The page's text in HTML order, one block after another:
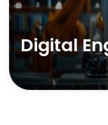
Digital